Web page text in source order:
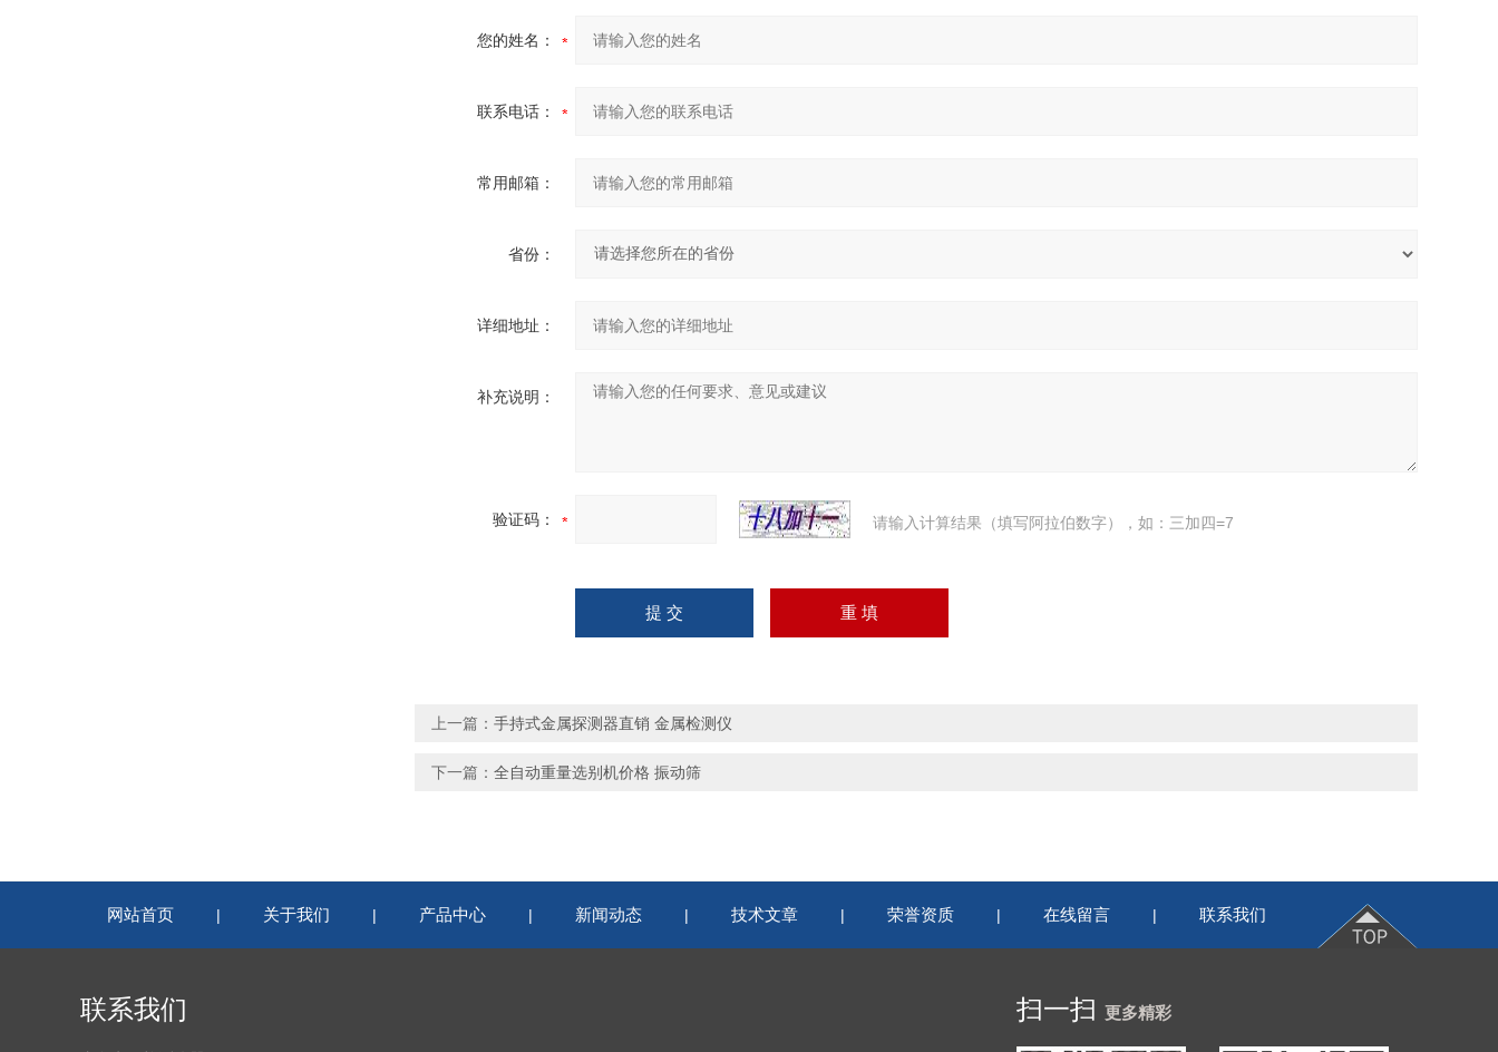
您的姓名：
联系电话：
常用邮箱：
省份：
详细地址：
补充说明：
验证码： 请输入计算结果（填写阿拉伯数字），如：三加四=7
上一篇： 手持式金属探测器直销 金属检测仪
下一篇： 全自动重量选别机价格 振动筛
网站首页 | 关于我们 | 产品中心 | 新闻动态 | 技术文章 | 荣誉资质 | 在线留言 | 联系我们
联系我们 扫一扫 更多精彩